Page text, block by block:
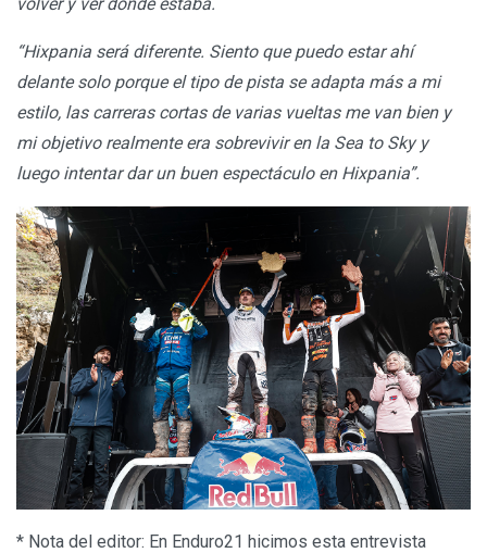
“Hixpania será diferente. Siento que puedo estar ahí
delante solo porque el tipo de pista se adapta más a mi
estilo, las carreras cortas de varias vueltas me van bien y
mi objetivo realmente era sobrevivir en la Sea to Sky y
luego intentar dar un buen espectáculo en Hixpania”.
* Nota del editor: En Enduro21 hicimos esta entrevista